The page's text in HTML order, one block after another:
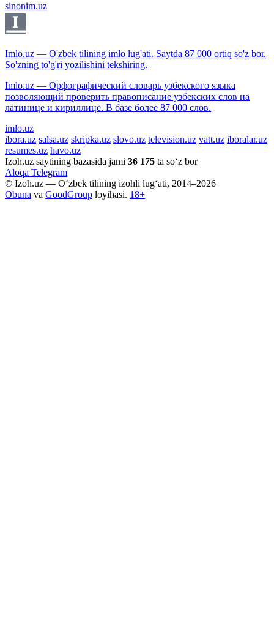
sinonim.uz
Imlo.uz — O'zbek tilining imlo lug'ati. Saytda 87 000 ortiq so'z bor.
So'zning to'g'ri yozilishini tekshiring.
Imlo.uz — Орфографический словарь узбекского языка
позволяющий проверить правописание узбекских слов на
латинице и кириллице. В базе более 87 000 слов.
imlo.uz
ibora.uz salsa.uz skripka.uz slovo.uz television.uz vatt.uz iboralar.uz
resumes.uz havo.uz
Izoh.uz saytining bazasida jami 36 175 ta so‘z bor
Aloqa Telegram
© Izoh.uz — O‘zbek tilining izohli lug‘ati, 2014–2026
Obuna va GoodGroup loyihasi. 18+